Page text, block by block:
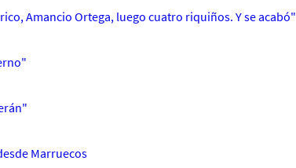
Amancio Ortega, luego cuatro riquiños. Y se acabó"
Marruecos